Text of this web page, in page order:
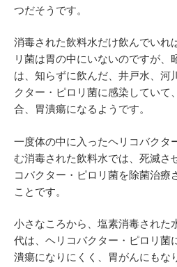
つだそうです。
消毒された飲料水だけ飲んでいれ
リ菌は胃の中にいないのですが、
は、知らずに飲んだ、井戸水、河
クター・ピロリ菌に感染していて
合、胃潰瘍になるようです。
一度体の中に入ったヘリコバクタ
む消毒された飲料水では、死滅さ
コバクター・ピロリ菌を除菌治療
ことです。
小さなころから、塩素消毒された
代は、ヘリコバクター・ピロリ菌
潰瘍になりにくく、胃がんにもな